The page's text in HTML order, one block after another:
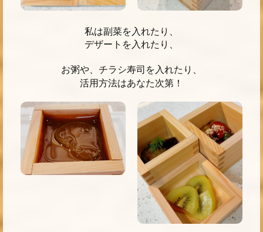
私は副菜を入れたり、
デザートを入れたり、
お粥や、チラシ寿司を入れたり、
活用方法はあなた次第！